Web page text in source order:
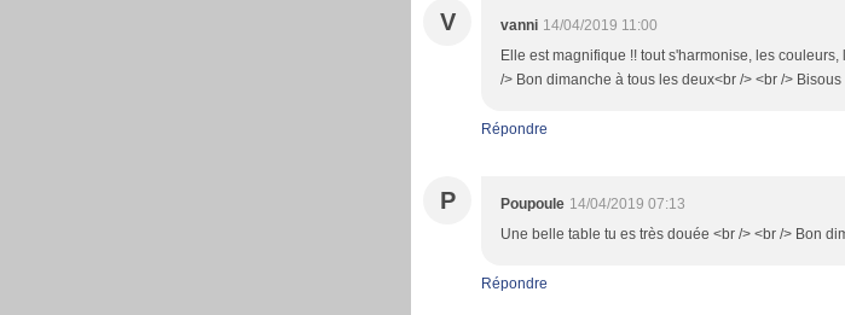
V vanni 14/04/2019 11:00
Elle est magnifique !! tout s'harmonise, les
/> Bon dimanche à tous les deux<br /> <br /> Bisous
Répondre
P Poupoule 14/04/2019 07:13
Une belle table tu es très douée <br /> <br /> Bon
Répondre